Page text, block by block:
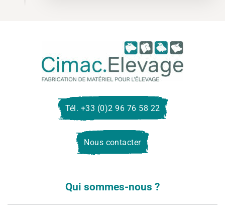
Tél. +33 (0)2 96 76 58 22
Nous contacter
Qui sommes-nous ?